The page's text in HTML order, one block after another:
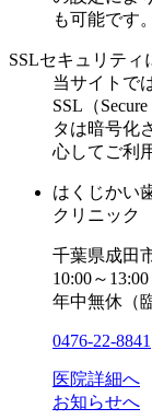
も可能です。
SSLセキュリティ
当サイトで
SSL（
タは暗号化
心してご利
はくじかい
クリニック
千葉県成田
10:00～
年中無休（
0476-22-8841
医院詳細へ
お知らせへ